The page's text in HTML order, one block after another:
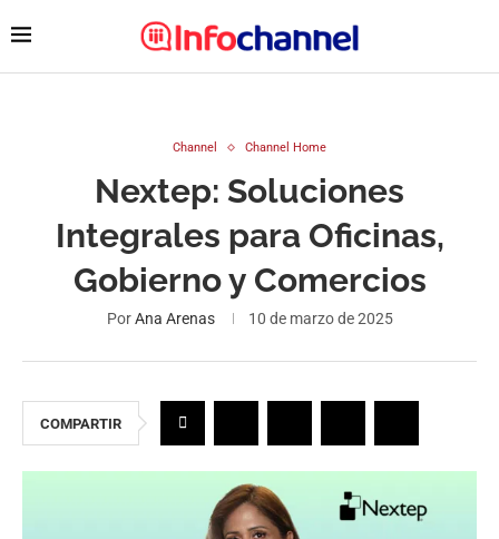
Channel Channel Home
Nextep: Soluciones
Integrales para Oficinas,
Gobierno y Comercios
PorAna Arenas 10 de marzo de 2025
COMPARTIR